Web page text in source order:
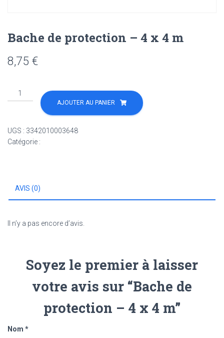
Bache de protection – 4 x 4 m
8,75 €
quantité
de
protection
-
AJOUTER AU PANIER
UGS : 3342010003648
Catégorie :
AVIS (0)
Il n’y a pas encore d’avis.
Soyez le premier à laisser
votre avis sur “Bache de
protection – 4 x 4 m”
Nom *